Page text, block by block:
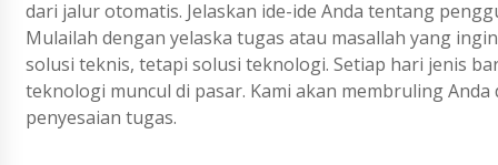
dari jalur otomatis. Jelaskan ide-ide Anda tentang
Mulailah dengan yelaska tugas atau masallah yang
solusi teknis, tetapi solusi teknologi. Setiap hari jenis
teknologi muncul di pasar. Kami akan membruling
penyesaian tugas.